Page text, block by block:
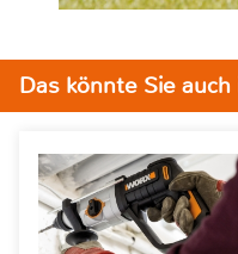
Das könnte Sie